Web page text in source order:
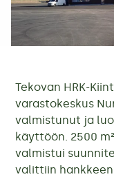
Tekovan HRK-
varastokeskus
valmistunut ja
käyttöön. 2500
valmistui
valittiin